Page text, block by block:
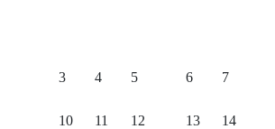
3 4 5 6 7
10 11
12
13
14